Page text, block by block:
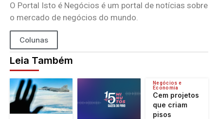
O Portal Isto é Negócios é um portal de notícias sobre
o mercado de negócios do mundo.
Colunas
Leia Também
Negócios e
Economia
Cem projetos
que criam
pisos